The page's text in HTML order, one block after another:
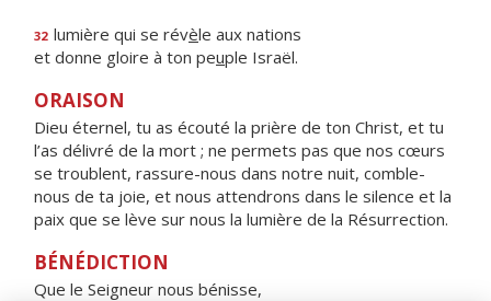
32 lumière qui se révèle aux nations
et donne gloire à ton peuple Israël.
ORAISON
Dieu éternel, tu as écouté la prière de ton Christ, et tu
l’as délivré de la mort ; ne permets pas que nos cœurs
se troublent, rassure-nous dans notre nuit, comble-
nous de ta joie, et nous attendrons dans le silence et la
paix que se lève sur nous la lumière de la Résurrection.
BÉNÉDICTION
Que le Seigneur nous bénisse,